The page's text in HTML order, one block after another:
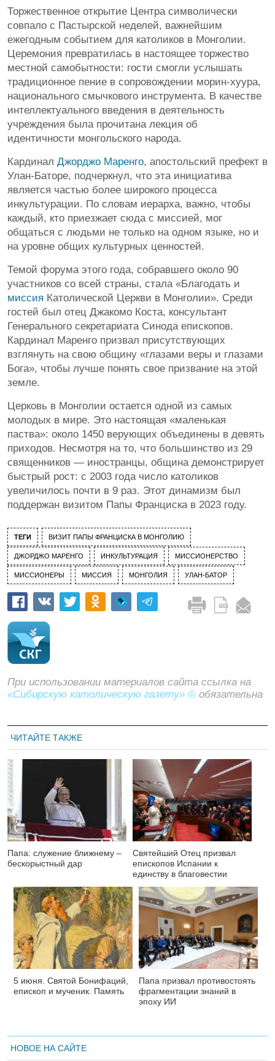
Торжественное открытие Центра символически
совпало с Пастырской неделей, важнейшим
ежегодным событием для католиков в Монголии.
Церемония превратилась в настоящее торжество
местной самобытности: гости смогли услышать
традиционное пение в сопровождении морин-хуура,
национального смычкового инструмента. В качестве
интеллектуального введения в деятельность
учреждения была прочитана лекция об
идентичности монгольского народа.
Кардинал Джорджо Маренго, апостольский префект в
Улан-Баторе, подчеркнул, что эта инициатива
является частью более широкого процесса
инкультурации. По словам иерарха, важно, чтобы
каждый, кто приезжает сюда с миссией, мог
общаться с людьми не только на одном языке, но и
на уровне общих культурных ценностей.
Темой форума этого года, собравшего около 90
участников со всей страны, стала «Благодать и
миссия Католической Церкви в Монголии». Среди
гостей был отец Джакомо Коста, консультант
Генерального секретариата Синода епископов.
Кардинал Маренго призвал присутствующих
взглянуть на свою общину «глазами веры и глазами
Бога», чтобы лучше понять свое призвание на этой
земле.
Церковь в Монголии остается одной из самых
молодых в мире. Это настоящая «маленькая
паства»: около 1450 верующих объединены в девять
приходов. Несмотря на то, что большинство из 29
священников — иностранцы, община демонстрирует
быстрый рост: с 2003 года число католиков
увеличилось почти в 9 раз. Этот динамизм был
поддержан визитом Папы Франциска в 2023 году.
ТЕГИ ВИЗИТ ПАПЫ ФРАНЦИСКА В МОНГОЛИЮ
ДЖОРДЖО МАРЕНГО ИНКУЛЬТУРАЦИЯ МИССИОНЕРСТВО
МИССИОНЕРЫ МИССИЯ МОНГОЛИЯ УЛАН-БАТОР
При использовании материалов сайта ссылка на
«Сибирскую католическую газету» © обязательна
ЧИТАЙТЕ ТАКЖЕ
Папа: служение ближнему –
бескорыстный дар
Святейший Отец призвал
епископов Испании к
единству в благовестии
5 июня. Святой Бонифаций,
епископ и мученик. Память
Папа призвал противостоять
фрагментации знаний в
эпоху ИИ
НОВОЕ НА САЙТЕ